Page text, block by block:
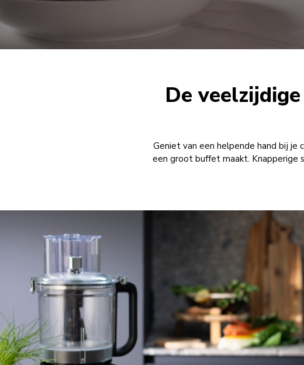
De
Geniet van een helpende hand bij je
een groot buffet maakt. Knapperige